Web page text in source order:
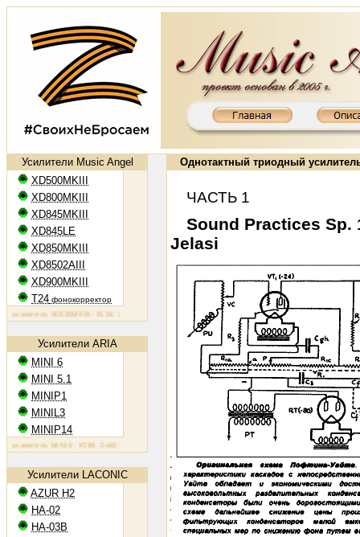
Усилители Music Angel
XD500MKIII
XD800MKIII
XD845MKIII
XD845LE
XD850MKIII
XD8502AIII
XD900MKIII
T24 фонокорректор
XD500MKIII: EL34, 2х50 Вт Ламповый усилитель XD800MKIII: KT88, 2х65 Вт Ламповый
Усилители ARIA
MINI 6
MINI 5.1
MINIP1
MINIL3
MINIP14
MINI 6: KT88, 2х60 ВтЛамповый усилитель MINIP1: 6AQ5, 2х10 Вт Ламповый усилитель
Усилители LACONIC
AZUR H2
HA-02
HA-03B
Однотактный триодный
ЧАСТЬ 1
Sound Practices Sp.
Jelasi